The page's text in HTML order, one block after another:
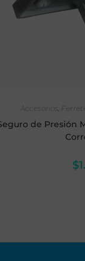
Accesorios
de Presión
$